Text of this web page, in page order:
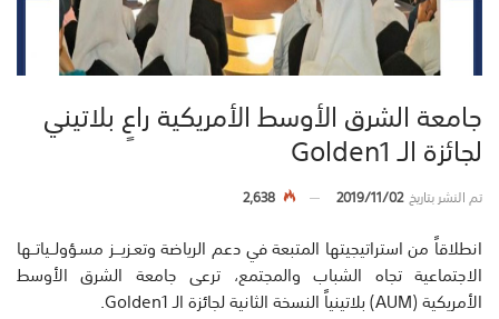
جامعة الشرق الأوسط الأمريكية راعٍ بلاتيني
لجائزة الـ Golden1
تم النشر بتاريخ2019/11/02
2,638
انطلاقاً من استراتيجيتها المتبعة في دعم الرياضة وتعـزيـــز مسـؤولــياتــها
الاجتماعية تجاه الشباب والمجتمع، ترعى جامعة الشرق الأوسط
الأمريكية (AUM) بلاتينياً النسخة الثانية لجائزة الـ Golden1.